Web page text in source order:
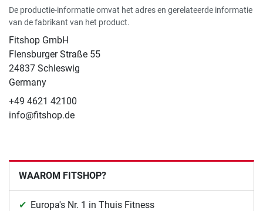
De productie-informatie omvat het adres en gerelateerde informatie
van de fabrikant van het product.
Fitshop GmbH
Flensburger Straße 55
24837 Schleswig
Germany
+49 4621 42100
info@fitshop.de
WAAROM FITSHOP?
Europa's Nr. 1 in Thuis Fitness